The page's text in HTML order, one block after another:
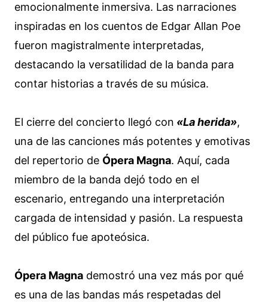
emocionalmente inmersiva. Las narraciones
inspiradas en los cuentos de Edgar Allan Poe
fueron magistralmente interpretadas,
destacando la versatilidad de la banda para
contar historias a través de su música.
El cierre del concierto llegó con «La herida»,
una de las canciones más potentes y emotivas
del repertorio de Ópera Magna. Aquí, cada
miembro de la banda dejó todo en el
escenario, entregando una interpretación
cargada de intensidad y pasión. La respuesta
del público fue apoteósica.
Ópera Magna demostró una vez más por qué
es una de las bandas más respetadas del